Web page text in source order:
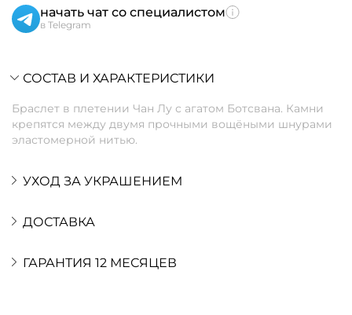
начать чат со специалистом
в Telegram
СОСТАВ И ХАРАКТЕРИСТИКИ
Браслет в плетении Чан Лу с агатом Ботсвана. Камни
крепятся между двумя прочными вощёными шнурами
эластомерной нитью.
УХОД ЗА УКРАШЕНИЕМ
ДОСТАВКА
ГАРАНТИЯ 12 МЕСЯЦЕВ